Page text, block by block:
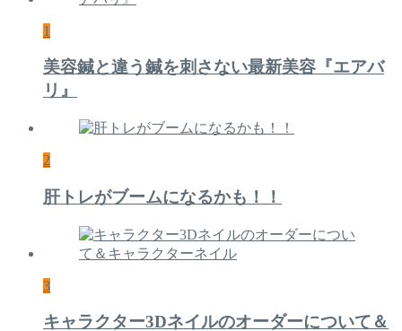
1
美容鍼と違う鍼を刺さない最新美容『エアバ
リ』
2
肝トレがブームになるかも！！
3
キャラクター3Dネイルのオーダーについて＆